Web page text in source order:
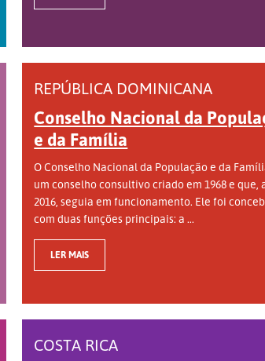
REPÚBLICA DOMINICANA
Conselho Nacional da
e da Família
O Conselho Nacional da População e da
um conselho consultivo criado em 1968 e que,
2016, seguia em funcionamento. Ele foi
com duas funções principais: a ...
LER MAIS
COSTA RICA